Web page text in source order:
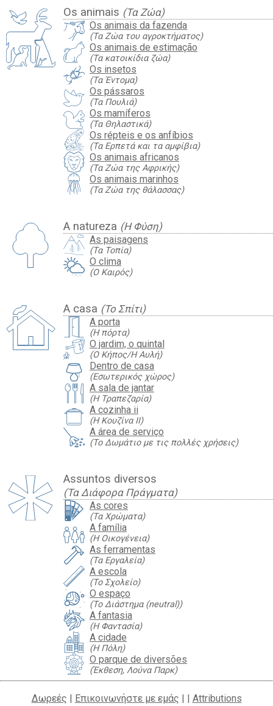
Os animais (Τα Ζώα)
Os animais da fazenda
(Τα Ζώα του αγροκτήματος)
Os animais de estimação
(Τα κατοικίδια ζώα)
Os insetos
(Τα Έντομα)
Os pássaros
(Τα Πουλιά)
Os mamíferos
(Τα Θηλαστικά)
Os répteis e os anfíbios
(Τα Ερπετά και τα αμφίβια)
Os animais africanos
(Τα Ζώα της Αφρικής)
Os animais marinhos
(Τα Ζώα της θάλασσας)
A natureza (Η Φύση)
As paisagens
(Τα Τοπία)
O clima
(Ο Καιρός)
A casa (Το Σπίτι)
A porta
(Η πόρτα)
O jardim, o quintal
(Ο Κήπος/Η Αυλή)
Dentro de casa
(Εσωτερικός χώρος)
A sala de jantar
(Η Τραπεζαρία)
A cozinha ii
(Η Κουζίνα II)
A área de serviço
(Το Δωμάτιο με τις πολλές χρήσεις)
Assuntos diversos
(Τα Διάφορα Πράγματα)
As cores
(Τα Χρώματα)
A família
(Η Οικογένεια)
As ferramentas
(Τα Εργαλεία)
A escola
(Το Σχολείο)
O espaço
(Το Διάστημα (neutral))
A fantasia
(Η Φαντασία)
A cidade
(Η Πόλη)
O parque de diversões
(Έκθεση, Λούνα Παρκ)
Δωρεές | Επικοινωνήστε με εμάς | | Attributions